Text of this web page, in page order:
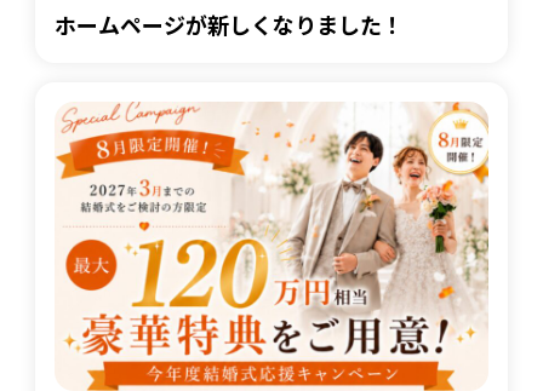
ホームページが新しくなりました！